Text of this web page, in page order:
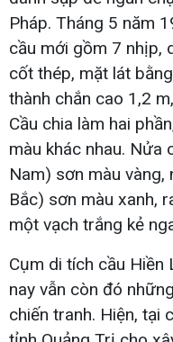
Pháp. Tháng 5 năm
cầu mới gồm 7 nhịp,
cốt thép, mặt lát
thành chắn cao 1,2
Cầu chia làm hai
màu khác nhau. Nửa
Nam) sơn màu
Bắc) sơn màu xanh,
một vạch trắng kẻ
Cụm di tích cầu Hiền
nay vẫn còn đó
chiến tranh. Hiện, tại